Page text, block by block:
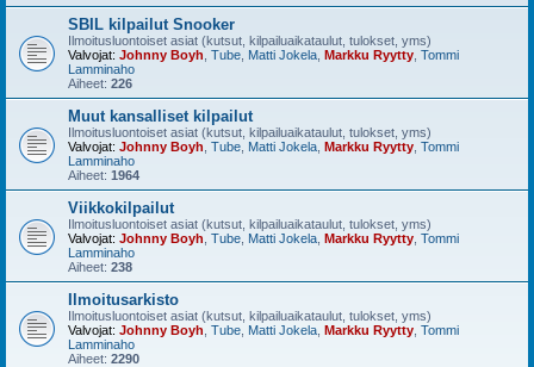
SBIL kilpailut Snooker
Ilmoitusluontoiset asiat (kutsut, kilpailuaikataulut, tulokset, yms)
Valvojat: Johnny Boyh Tube Matti Jokela Markku Ryytty Tommi
Lamminaho
Aiheet: 226
Muut kansalliset kilpailut
Ilmoitusluontoiset asiat (kutsut, kilpailuaikataulut, tulokset, yms)
Valvojat: Johnny Boyh Tube Matti Jokela Markku Ryytty Tommi
Lamminaho
Aiheet: 1964
Viikkokilpailut
Ilmoitusluontoiset asiat (kutsut, kilpailuaikataulut, tulokset, yms)
Valvojat: Johnny Boyh Tube Matti Jokela Markku Ryytty Tommi
Lamminaho
Aiheet: 238
Ilmoitusarkisto
Ilmoitusluontoiset asiat (kutsut, kilpailuaikataulut, tulokset, yms)
Valvojat: Johnny Boyh Tube Matti Jokela Markku Ryytty Tommi
Lamminaho
Aiheet: 2290